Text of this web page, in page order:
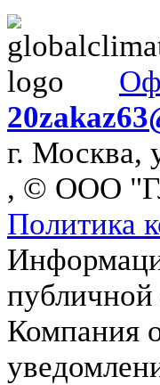
20
г. Москва,
, © ООО
Политика
Компания